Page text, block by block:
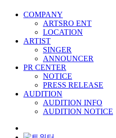
COMPANY
ARTSRO ENT
LOCATION
ARTIST
SINGER
ANNOUNCER
PR CENTER
NOTICE
PRESS RELEASE
AUDITION
AUDITION INFO
AUDITION NOTICE